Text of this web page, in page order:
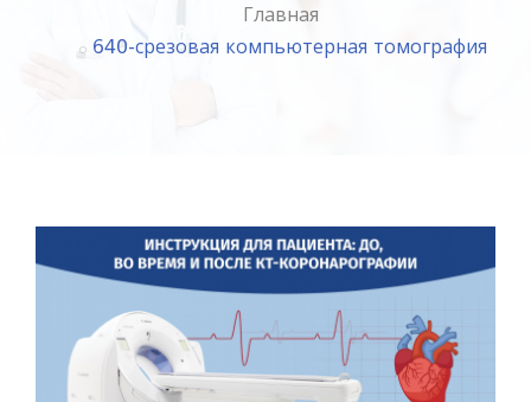
Главная
640-срезовая компьютерная томография